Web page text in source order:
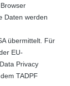
Daten werden
übermittelt. Für
EU-
Privacy
TADPF